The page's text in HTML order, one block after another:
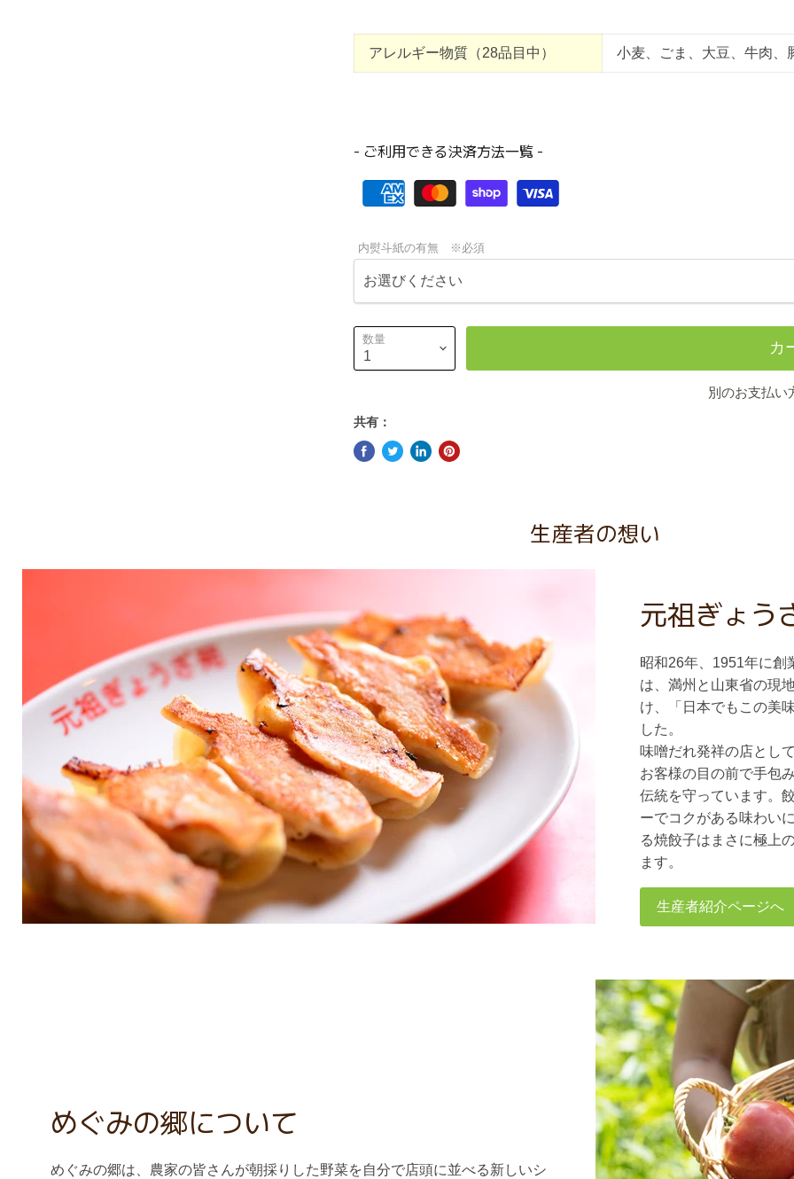
アレルギー物質（28品目中） 小麦、ごま、大豆、牛肉、
- ご利用できる決済方法一覧 -
内熨斗紙の有無 ※必須
数量 カ
別のお支払い
共有：
生産者の想い
元祖ぎょう
昭和26年、1951年に創
は、満州と山東省の現
け、「日本でもこの美
した。
味噌だれ発祥の店とし
お客様の目の前で手包
伝統を守っています。
ーでコクがある味わい
る焼餃子はまさに極上
ます。
生産者紹介ページへ
めぐみの郷について
めぐみの郷は、農家の皆さんが朝採りした野菜を自分で店頭に並べる新しいシ